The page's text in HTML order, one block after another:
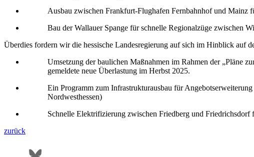
Ausbau zwischen Frankfurt-Flughafen Fernbahnhof und Mainz
Bau der Wallauer Spange für schnelle Regionalzüge zwischen
Überdies fordern wir die hessische Landesregierung auf sich im Hinblick auf
Umsetzung der baulichen Maßnahmen im Rahmen der „Pläne
gemeldete neue Überlastung im Herbst 2025.
Ein Programm zum Infrastrukturausbau für
Nordwesthessen)
Schnelle Elektrifizierung zwischen Friedberg und Friedrichsdorf
zurück